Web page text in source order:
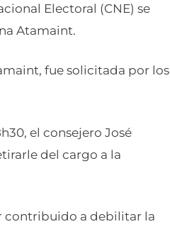
Electoral (CNE) se
Atamaint.
fue solicitada por los
el consejero José
del cargo a la
contribuido a debilitar la